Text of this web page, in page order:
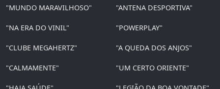
"MUNDO MARAVILHOSO" "ANTENA DESPORTIVA"
"NA ERA DO VINIL" "POWERPLAY"
"CLUBE MEGAHERTZ" "A QUEDA DOS ANJOS"
"CALMAMENTE" "UM CERTO ORIENTE"